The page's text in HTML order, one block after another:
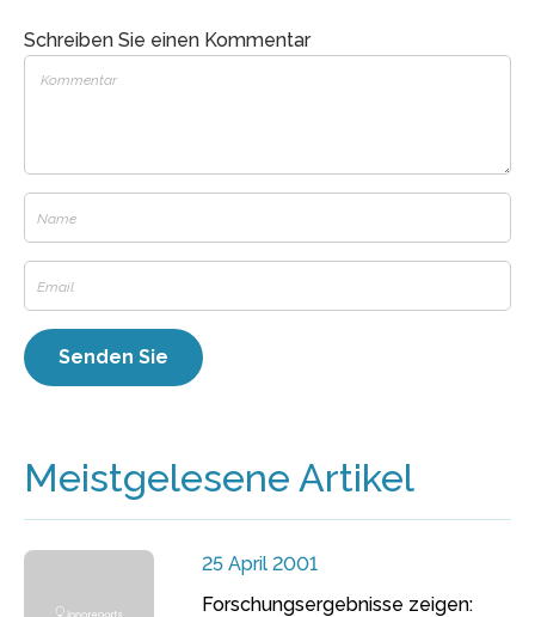
Schreiben Sie einen Kommentar
Meistgelesene Artikel
25 April 2001
Forschungsergebnisse zeigen: